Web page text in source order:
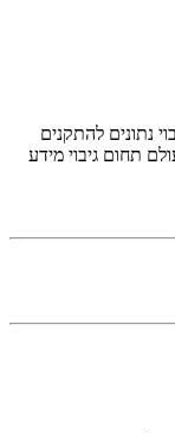
נתונים להתקנים
תחום גיבוי מידע